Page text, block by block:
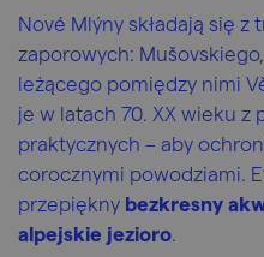
Nové Mlýny składają się
zaporowych:
leżącego pomiędzy nimi
je w latach 70. XX wieku z
praktycznych – aby
corocznymi powodziami.
przepiękny bezkresny
alpejskie jezioro.